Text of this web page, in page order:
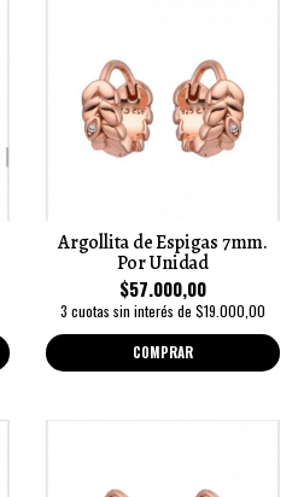
Argollita de Espigas 7mm.
Por Unidad
$57.000,00
3 cuotas sin interés de $19.000,00
COMPRAR